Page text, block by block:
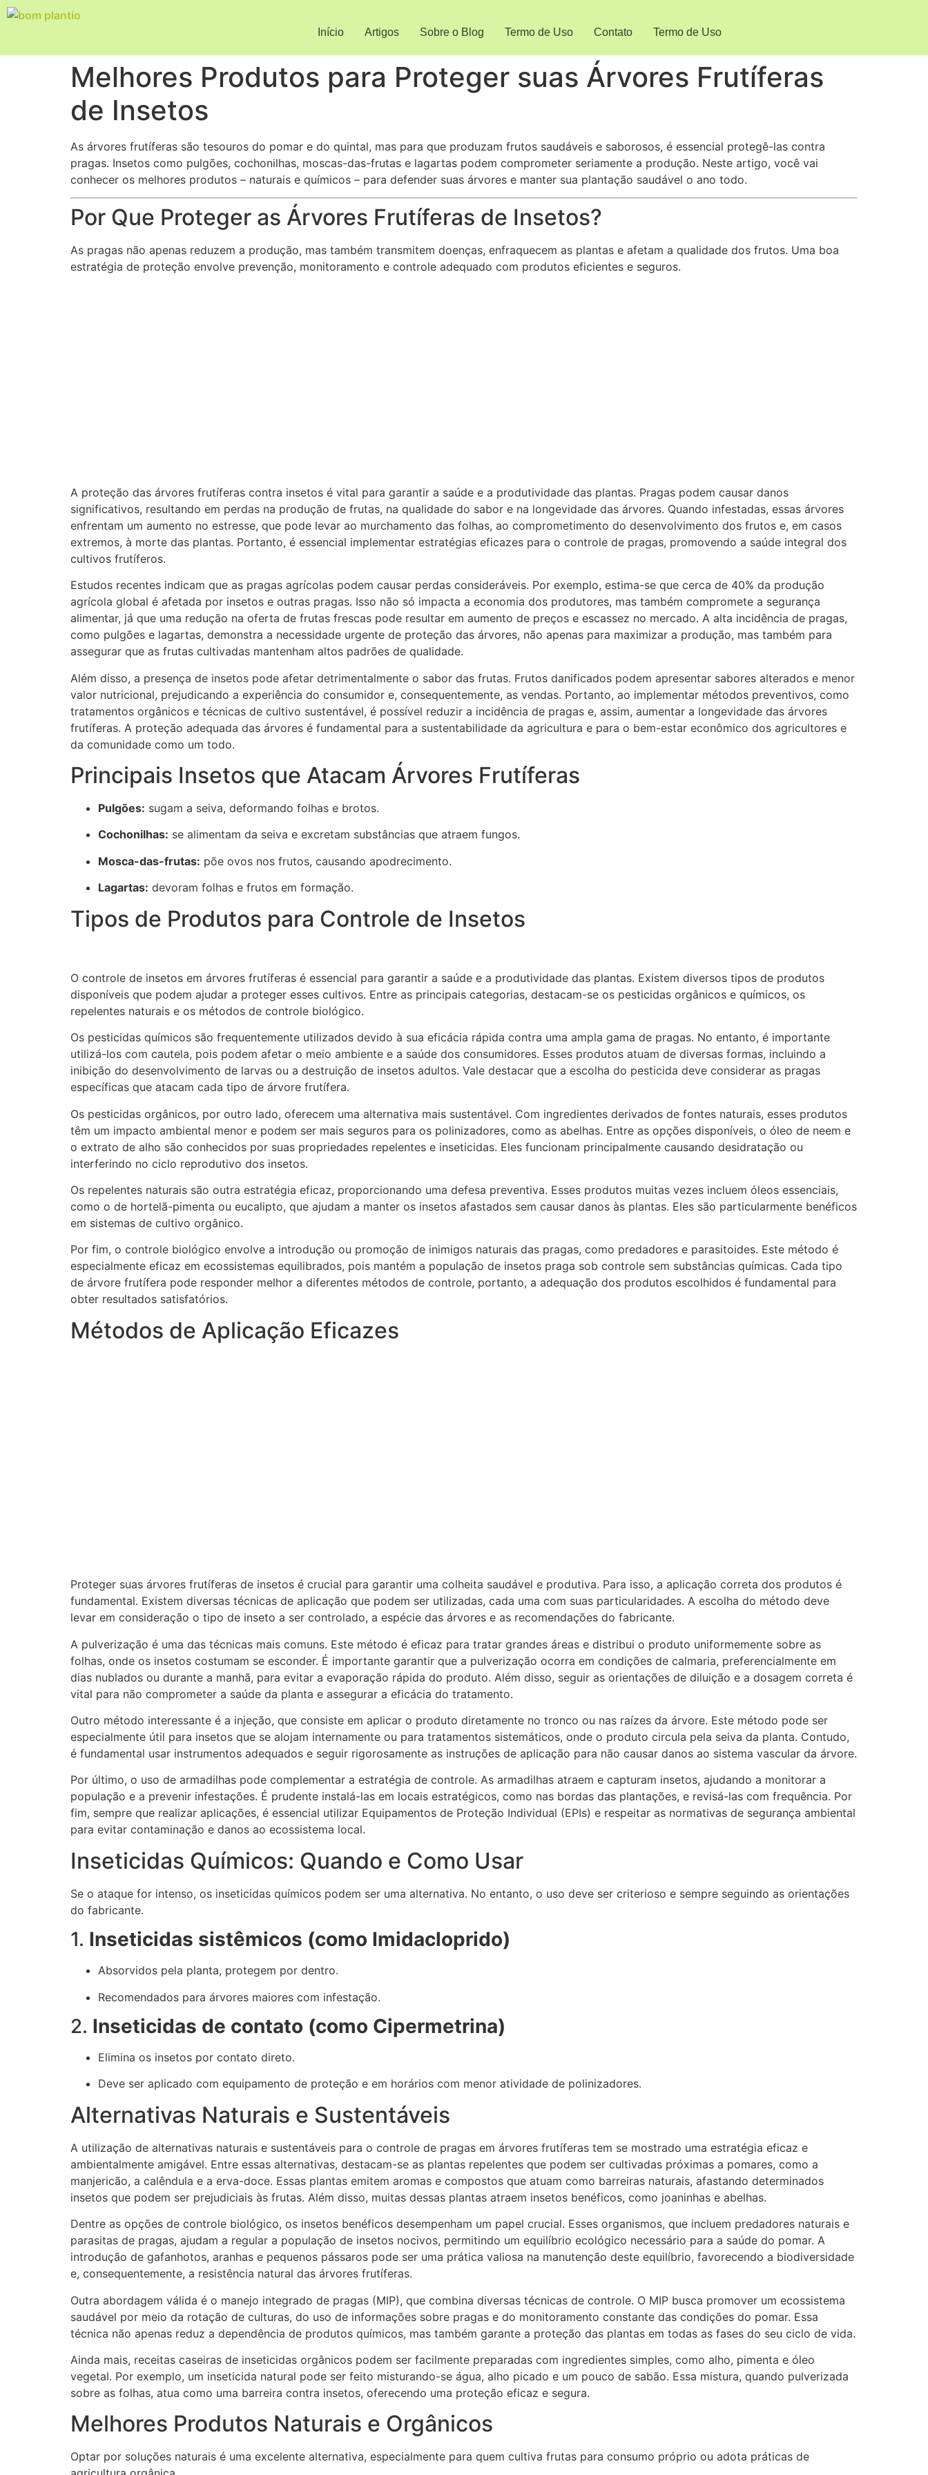
Início Artigos Sobre o Blog Termo de Uso Contato Termo de Uso
Melhores Produtos para Proteger suas Árvores Frutíferas
de Insetos
As árvores frutíferas são tesouros do pomar e do quintal, mas para que produzam frutos saudáveis e saborosos, é essencial protegê-las contra
pragas. Insetos como pulgões, cochonilhas, moscas-das-frutas e lagartas podem comprometer seriamente a produção. Neste artigo, você vai
conhecer os melhores produtos – naturais e químicos – para defender suas árvores e manter sua plantação saudável o ano todo.
Por Que Proteger as Árvores Frutíferas de Insetos?
As pragas não apenas reduzem a produção, mas também transmitem doenças, enfraquecem as plantas e afetam a qualidade dos frutos. Uma boa
estratégia de proteção envolve prevenção, monitoramento e controle adequado com produtos eficientes e seguros.
A proteção das árvores frutíferas contra insetos é vital para garantir a saúde e a produtividade das plantas. Pragas podem causar danos
significativos, resultando em perdas na produção de frutas, na qualidade do sabor e na longevidade das árvores. Quando infestadas, essas árvores
enfrentam um aumento no estresse, que pode levar ao murchamento das folhas, ao comprometimento do desenvolvimento dos frutos e, em casos
extremos, à morte das plantas. Portanto, é essencial implementar estratégias eficazes para o controle de pragas, promovendo a saúde integral dos
cultivos frutíferos.
Estudos recentes indicam que as pragas agrícolas podem causar perdas consideráveis. Por exemplo, estima-se que cerca de 40% da produção
agrícola global é afetada por insetos e outras pragas. Isso não só impacta a economia dos produtores, mas também compromete a segurança
alimentar, já que uma redução na oferta de frutas frescas pode resultar em aumento de preços e escassez no mercado. A alta incidência de pragas,
como pulgões e lagartas, demonstra a necessidade urgente de proteção das árvores, não apenas para maximizar a produção, mas também para
assegurar que as frutas cultivadas mantenham altos padrões de qualidade.
Além disso, a presença de insetos pode afetar detrimentalmente o sabor das frutas. Frutos danificados podem apresentar sabores alterados e menor
valor nutricional, prejudicando a experiência do consumidor e, consequentemente, as vendas. Portanto, ao implementar métodos preventivos, como
tratamentos orgânicos e técnicas de cultivo sustentável, é possível reduzir a incidência de pragas e, assim, aumentar a longevidade das árvores
frutíferas. A proteção adequada das árvores é fundamental para a sustentabilidade da agricultura e para o bem-estar econômico dos agricultores e
da comunidade como um todo.
Principais Insetos que Atacam Árvores Frutíferas
Pulgões: sugam a seiva, deformando folhas e brotos.
Cochonilhas: se alimentam da seiva e excretam substâncias que atraem fungos.
Mosca-das-frutas: põe ovos nos frutos, causando apodrecimento.
Lagartas: devoram folhas e frutos em formação.
Tipos de Produtos para Controle de Insetos
O controle de insetos em árvores frutíferas é essencial para garantir a saúde e a produtividade das plantas. Existem diversos tipos de produtos
disponíveis que podem ajudar a proteger esses cultivos. Entre as principais categorias, destacam-se os pesticidas orgânicos e químicos, os
repelentes naturais e os métodos de controle biológico.
Os pesticidas químicos são frequentemente utilizados devido à sua eficácia rápida contra uma ampla gama de pragas. No entanto, é importante
utilizá-los com cautela, pois podem afetar o meio ambiente e a saúde dos consumidores. Esses produtos atuam de diversas formas, incluindo a
inibição do desenvolvimento de larvas ou a destruição de insetos adultos. Vale destacar que a escolha do pesticida deve considerar as pragas
específicas que atacam cada tipo de árvore frutífera.
Os pesticidas orgânicos, por outro lado, oferecem uma alternativa mais sustentável. Com ingredientes derivados de fontes naturais, esses produtos
têm um impacto ambiental menor e podem ser mais seguros para os polinizadores, como as abelhas. Entre as opções disponíveis, o óleo de neem e
o extrato de alho são conhecidos por suas propriedades repelentes e inseticidas. Eles funcionam principalmente causando desidratação ou
interferindo no ciclo reprodutivo dos insetos.
Os repelentes naturais são outra estratégia eficaz, proporcionando uma defesa preventiva. Esses produtos muitas vezes incluem óleos essenciais,
como o de hortelã-pimenta ou eucalipto, que ajudam a manter os insetos afastados sem causar danos às plantas. Eles são particularmente benéficos
em sistemas de cultivo orgânico.
Por fim, o controle biológico envolve a introdução ou promoção de inimigos naturais das pragas, como predadores e parasitoides. Este método é
especialmente eficaz em ecossistemas equilibrados, pois mantém a população de insetos praga sob controle sem substâncias químicas. Cada tipo
de árvore frutífera pode responder melhor a diferentes métodos de controle, portanto, a adequação dos produtos escolhidos é fundamental para
obter resultados satisfatórios.
Métodos de Aplicação Eficazes
Proteger suas árvores frutíferas de insetos é crucial para garantir uma colheita saudável e produtiva. Para isso, a aplicação correta dos produtos é
fundamental. Existem diversas técnicas de aplicação que podem ser utilizadas, cada uma com suas particularidades. A escolha do método deve
levar em consideração o tipo de inseto a ser controlado, a espécie das árvores e as recomendações do fabricante.
A pulverização é uma das técnicas mais comuns. Este método é eficaz para tratar grandes áreas e distribui o produto uniformemente sobre as
folhas, onde os insetos costumam se esconder. É importante garantir que a pulverização ocorra em condições de calmaria, preferencialmente em
dias nublados ou durante a manhã, para evitar a evaporação rápida do produto. Além disso, seguir as orientações de diluição e a dosagem correta é
vital para não comprometer a saúde da planta e assegurar a eficácia do tratamento.
Outro método interessante é a injeção, que consiste em aplicar o produto diretamente no tronco ou nas raízes da árvore. Este método pode ser
especialmente útil para insetos que se alojam internamente ou para tratamentos sistemáticos, onde o produto circula pela seiva da planta. Contudo,
é fundamental usar instrumentos adequados e seguir rigorosamente as instruções de aplicação para não causar danos ao sistema vascular da árvore.
Por último, o uso de armadilhas pode complementar a estratégia de controle. As armadilhas atraem e capturam insetos, ajudando a monitorar a
população e a prevenir infestações. É prudente instalá-las em locais estratégicos, como nas bordas das plantações, e revisá-las com frequência. Por
fim, sempre que realizar aplicações, é essencial utilizar Equipamentos de Proteção Individual (EPIs) e respeitar as normativas de segurança ambiental
para evitar contaminação e danos ao ecossistema local.
Inseticidas Químicos: Quando e Como Usar
Se o ataque for intenso, os inseticidas químicos podem ser uma alternativa. No entanto, o uso deve ser criterioso e sempre seguindo as orientações
do fabricante.
1. Inseticidas sistêmicos (como Imidacloprido)
Absorvidos pela planta, protegem por dentro.
Recomendados para árvores maiores com infestação.
2. Inseticidas de contato (como Cipermetrina)
Elimina os insetos por contato direto.
Deve ser aplicado com equipamento de proteção e em horários com menor atividade de polinizadores.
Alternativas Naturais e Sustentáveis
A utilização de alternativas naturais e sustentáveis para o controle de pragas em árvores frutíferas tem se mostrado uma estratégia eficaz e
ambientalmente amigável. Entre essas alternativas, destacam-se as plantas repelentes que podem ser cultivadas próximas a pomares, como a
manjericão, a calêndula e a erva-doce. Essas plantas emitem aromas e compostos que atuam como barreiras naturais, afastando determinados
insetos que podem ser prejudiciais às frutas. Além disso, muitas dessas plantas atraem insetos benéficos, como joaninhas e abelhas.
Dentre as opções de controle biológico, os insetos benéficos desempenham um papel crucial. Esses organismos, que incluem predadores naturais e
parasitas de pragas, ajudam a regular a população de insetos nocivos, permitindo um equilíbrio ecológico necessário para a saúde do pomar. A
introdução de gafanhotos, aranhas e pequenos pássaros pode ser uma prática valiosa na manutenção deste equilíbrio, favorecendo a biodiversidade
e, consequentemente, a resistência natural das árvores frutíferas.
Outra abordagem válida é o manejo integrado de pragas (MIP), que combina diversas técnicas de controle. O MIP busca promover um ecossistema
saudável por meio da rotação de culturas, do uso de informações sobre pragas e do monitoramento constante das condições do pomar. Essa
técnica não apenas reduz a dependência de produtos químicos, mas também garante a proteção das plantas em todas as fases do seu ciclo de vida.
Ainda mais, receitas caseiras de inseticidas orgânicos podem ser facilmente preparadas com ingredientes simples, como alho, pimenta e óleo
vegetal. Por exemplo, um inseticida natural pode ser feito misturando-se água, alho picado e um pouco de sabão. Essa mistura, quando pulverizada
sobre as folhas, atua como uma barreira contra insetos, oferecendo uma proteção eficaz e segura.
Melhores Produtos Naturais e Orgânicos
Optar por soluções naturais é uma excelente alternativa, especialmente para quem cultiva frutas para consumo próprio ou adota práticas de